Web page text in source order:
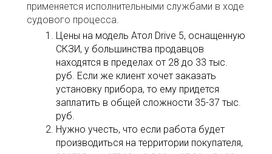
применяется исполнительными службами в ходе
судового процесса.
Цены на модель Атол Drive 5, оснащенную
СКЗИ, у большинства продавцов
находятся в пределах от 28 до 33 тыс.
руб. Если же клиент хочет заказать
установку прибора, то ему придется
заплатить в общей сложности 35-37 тыс.
руб.
Нужно учесть, что если работа будет
производиться на территории покупателя,